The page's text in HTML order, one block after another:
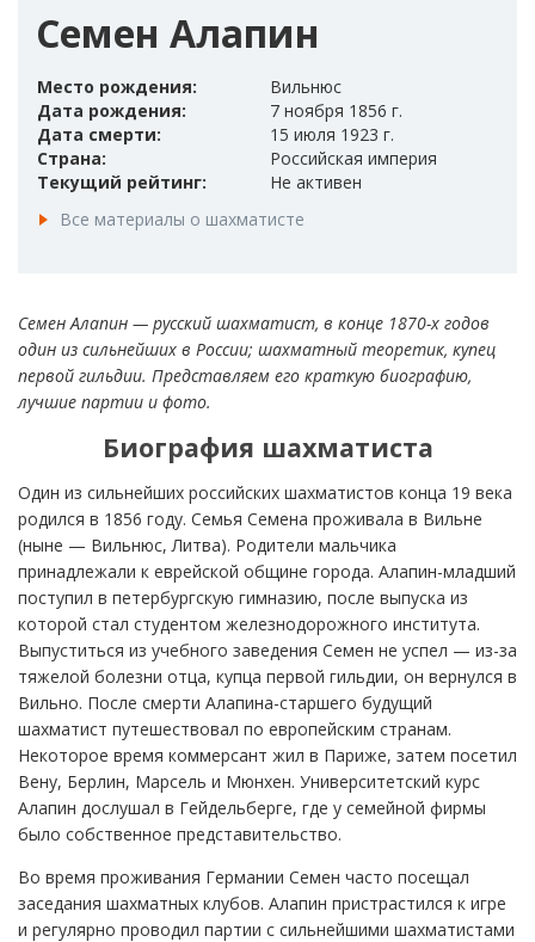
Семен Алапин
Место рождения:
Вильнюс
Дата рождения:
7 ноября 1856 г.
Дата смерти:
15 июля 1923 г.
Страна:
Российская империя
Текущий рейтинг:
Не активен
Все материалы о шахматисте
Семен Алапин — русский шахматист, в конце 1870-х годов
один из сильнейших в России; шахматный теоретик, купец
первой гильдии. Представляем его краткую биографию,
лучшие партии и фото.
Биография шахматиста
Один из сильнейших российских шахматистов конца 19 века
родился в 1856 году. Семья Семена проживала в Вильне
(ныне — Вильнюс, Литва). Родители мальчика
принадлежали к еврейской общине города. Алапин-младший
поступил в петербургскую гимназию, после выпуска из
которой стал студентом железнодорожного института.
Выпуститься из учебного заведения Семен не успел — из-за
тяжелой болезни отца, купца первой гильдии, он вернулся в
Вильно. После смерти Алапина-старшего будущий
шахматист путешествовал по европейским странам.
Некоторое время коммерсант жил в Париже, затем посетил
Вену, Берлин, Марсель и Мюнхен. Университетский курс
Алапин дослушал в Гейдельберге, где у семейной фирмы
было собственное представительство.
Во время проживания Германии Семен часто посещал
заседания шахматных клубов. Алапин пристрастился к игре
и регулярно проводил партии с сильнейшими шахматистами